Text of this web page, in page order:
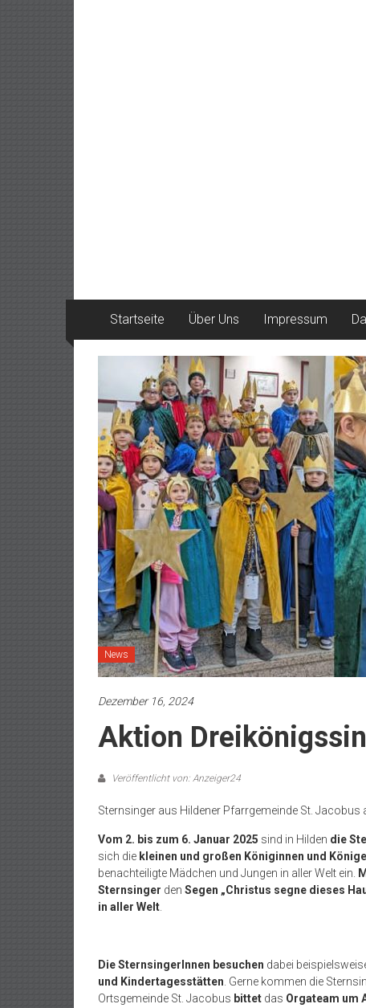
Startseite Über Uns Impressum
News
Dezember 16, 2024
Aktion
Veröffentlicht von: Anzeiger24
Sternsinger aus Hildener Pfarrgemeinde St. Jacobus
Vom 2. bis zum 6. Januar 2025 sind in Hilden die
sich die kleinen und großen Königinnen und
benachteiligte Mädchen und Jungen in aller Welt ein.
Sternsinger den Segen „Christus segne dieses
in aller Welt
Die SternsingerInnen besuchen dabei
und Kindertagesstätten . Gerne kommen die
Ortsgemeinde St. Jacobus bittet das Orgateam um